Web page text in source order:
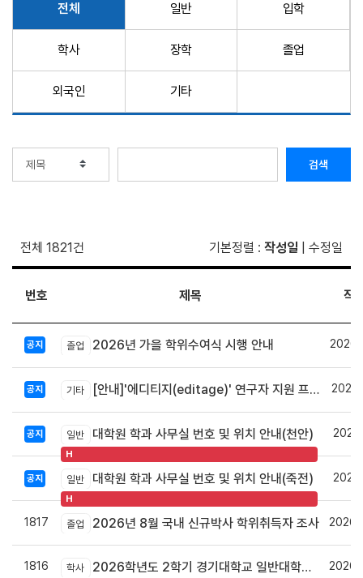
전체 일반 입학
학사 장학 졸업
외국인 기타
검색
전체 1821건 기본정렬 : 작성일 수정일
번호 제목 작
공지 졸업 2026년 가을 학위수여식 시행 안내
공지 기타 [안내]'에디티지(editage)' 연구자 지원 프로그램 사이트 안내
공지 일반 대학원 학과 사무실 번호 및 위치 안내(천안)
H
공지 일반 대학원 학과 사무실 번호 및 위치 안내(죽전)
H
1817 졸업 2026년 8월 국내 신규박사 학위취득자 조사
1816 학사 2026학년도 2학기 경기대학교 일반대학원 학점교류 수강안내